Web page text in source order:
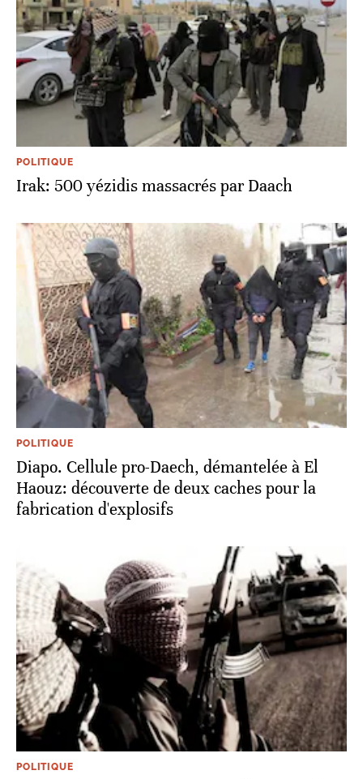
POLITIQUE
Irak: 500 yézidis massacrés par Daach
POLITIQUE
Diapo. Cellule pro-Daech, démantelée à El
Haouz: découverte de deux caches pour la
fabrication d'explosifs
POLITIQUE